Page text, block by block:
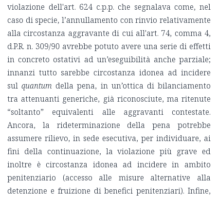
violazione dell'art. 624 c.p.p. che segnalava come, nel
caso di specie, l’annullamento con rinvio relativamente
alla circostanza aggravante di cui all'art. 74, comma 4,
d.P.R. n. 309/90 avrebbe potuto avere una serie di effetti
in concreto ostativi ad un’eseguibilità anche parziale;
innanzi tutto sarebbe circostanza idonea ad incidere
sulquantum della pena, in un’ottica di bilanciamento
tra attenuanti generiche, già riconosciute, ma ritenute
“soltanto” equivalenti alle aggravanti contestate.
Ancora, la rideterminazione della pena potrebbe
assumere rilievo, in sede esecutiva, per individuare, ai
fini della continuazione, la violazione più grave ed
inoltre è circostanza idonea ad incidere in ambito
penitenziario (accesso alle misure alternative alla
detenzione e fruizione di benefici penitenziari). Infine,